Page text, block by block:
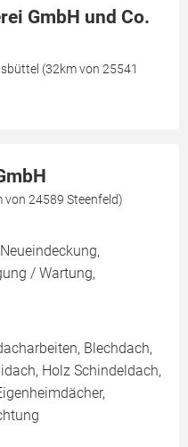
GmbH und Co.
(32km von 25541
von 24589 Steenfeld)
/ Wartung,
Blechdach,
Holz Schindeldach,